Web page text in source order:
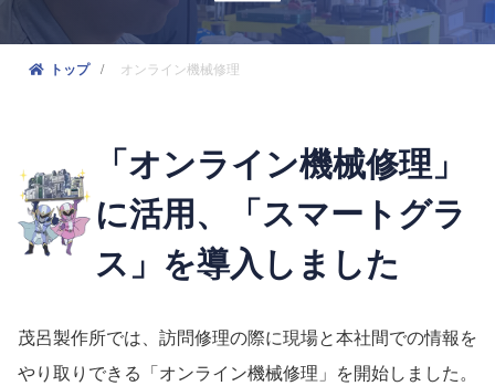
トップ オンライン機械修理
「オンライン機械修理」
に活用、「スマートグラ
ス」を導入しました
茂呂製作所では、訪問修理の際に現場と本社間での情報を
やり取りできる「オンライン機械修理」を開始しました。